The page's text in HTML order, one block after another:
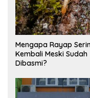
Mengapa Rayap
Kembali Meski Sudah
Dibasmi?